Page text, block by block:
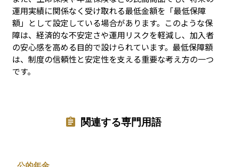
運用実績に関係なく受け取れる最低金額を「最低保障
額」として設定している場合があります。このような保
障は、経済的な不安定さや運用リスクを軽減し、加入者
の安心感を高める目的で設けられています。最低保障額
は、制度の信頼性と安定性を支える重要な考え方の一つ
です。
関連する専門用語